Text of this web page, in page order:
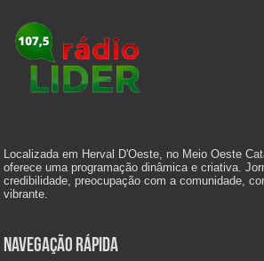
Localizada em Herval D'Oeste, no Meio Oeste
oferece uma programação dinâmica e criativa.
credibilidade, preocupação com a comunidade,
vibrante.
Navegação Rápida